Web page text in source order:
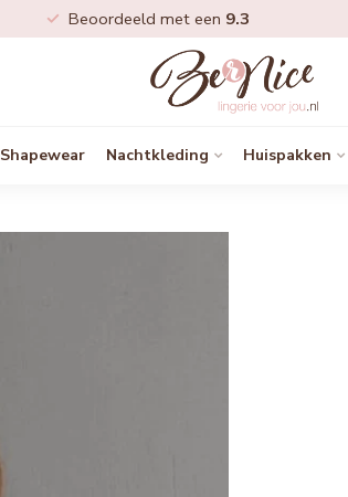
Beoordeeld met een 9.3
Shapewear Nachtkleding Huispakken